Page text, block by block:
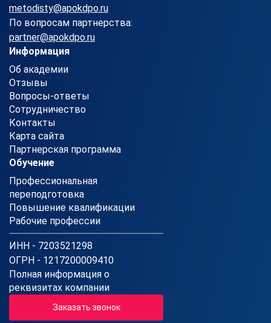
metodisty@apokdpo.ru
По вопросам партнерства:
partner@apokdpo.ru
Информация
Об академии
Отзывы
Вопросы-ответы
Сотрудничество
Контакты
Карта сайта
Партнерская программа
Обучение
Профессиональная
переподготовка
Повышение квалификации
Рабочие профессии
ИНН - 7203521298
ОГРН - 1217200009410
Полная информация о
реквизитах компании
Заказать звонок